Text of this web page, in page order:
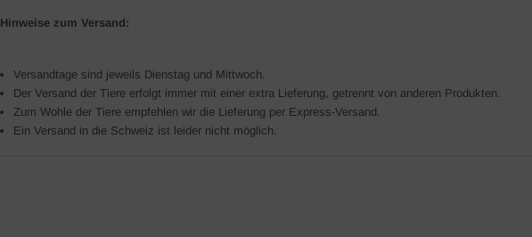
Hinweise zum Versand:
Versandtage sind jeweils Dienstag und Mittwoch.
Der Versand der Tiere erfolgt immer mit einer extra Lieferung, getrennt von anderen Produkten.
Zum Wohle der Tiere empfehlen wir die Lieferung per Express-Versand.
Ein Versand in die Schweiz ist leider nicht möglich.